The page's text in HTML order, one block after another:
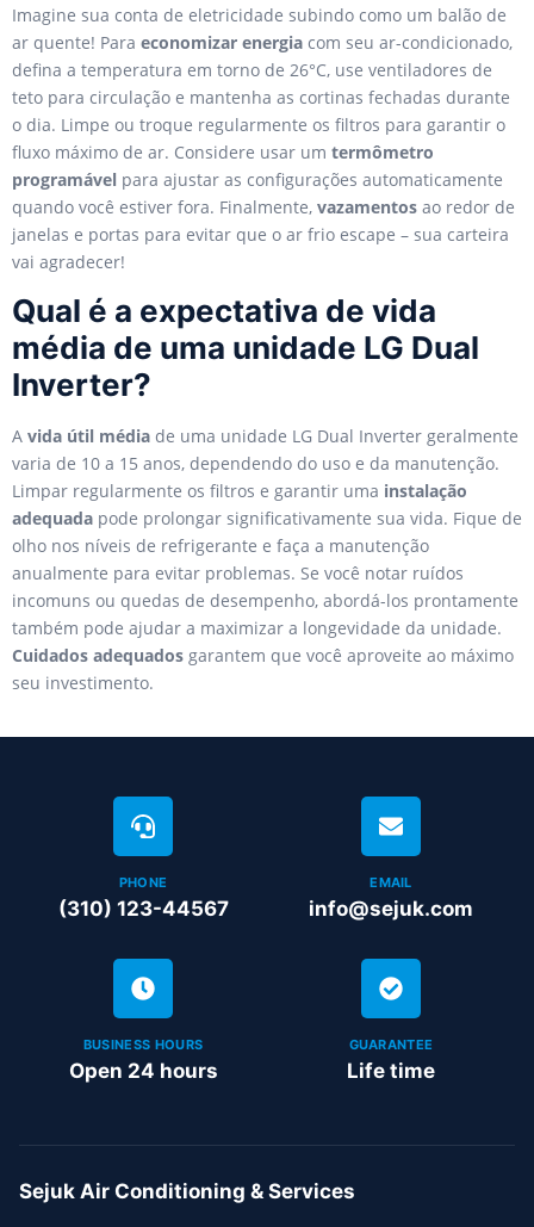
Imagine sua conta de eletricidade subindo como um balão de
ar quente! Para economizar energia com seu ar-condicionado,
defina a temperatura em torno de 26°C, use ventiladores de
teto para circulação e mantenha as cortinas fechadas durante
o dia. Limpe ou troque regularmente os filtros para garantir o
fluxo máximo de ar. Considere usar um termômetro
programável para ajustar as configurações automaticamente
quando você estiver fora. Finalmente, vazamentos ao redor de
janelas e portas para evitar que o ar frio escape – sua carteira
vai agradecer!
Qual é a expectativa de vida
média de uma unidade LG Dual
Inverter?
A vida útil média de uma unidade LG Dual Inverter geralmente
varia de 10 a 15 anos, dependendo do uso e da manutenção.
Limpar regularmente os filtros e garantir uma instalação
adequada pode prolongar significativamente sua vida. Fique de
olho nos níveis de refrigerante e faça a manutenção
anualmente para evitar problemas. Se você notar ruídos
incomuns ou quedas de desempenho, abordá-los prontamente
também pode ajudar a maximizar a longevidade da unidade.
Cuidados adequados garantem que você aproveite ao máximo
seu investimento.
PHONE
(310) 123-44567
EMAIL
info@sejuk.com
BUSINESS HOURS
Open 24 hours
GUARANTEE
Life time
Sejuk Air Conditioning & Services